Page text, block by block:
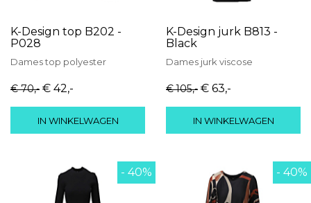
K-Design top B202 -
P028
Damestop polyester
€ 70,- € 42,-
IN WINKELWAGEN
K-Design jurk B813 -
Black
Dames jurk viscose
€ 105,- € 63,-
IN WINKELWAGEN
- 40% - 40%